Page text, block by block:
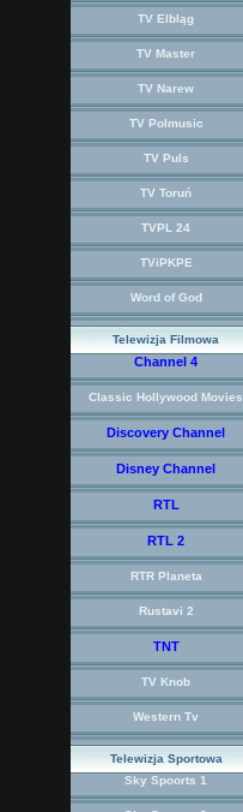
TV Elbląg
TV Master
TV Narew
TV Polmusic
TV Puls
TV Toruń
TVPL 24
TViPKPE
Word of God
Telewizja Filmowa
Channel 4
Classic Hollywood Movies
Discovery Channel
Disney Channel
RTL
RTL 2
RTR Planeta
Rustavi 2
TNT
TV Knob
Western Tv
Telewizja Sportowa
Sky Spoorts 1